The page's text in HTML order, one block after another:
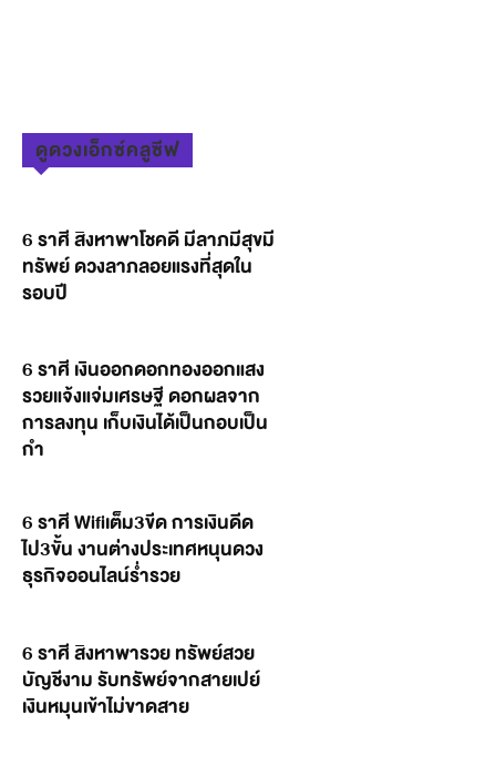
ดูดวงเอ็กซ์คลูซีฟ
6 ราศี สิงหาพาโชคดี มีลาภมีสุขมี
ทรัพย์ ดวงลาภลอยแรงที่สุดใน
รอบปี
6 ราศี เงินออกดอกทองออกแสง
รวยแจ้งแจ่มเศรษฐี ดอกผลจาก
การลงทุน เก็บเงินได้เป็นกอบเป็น
กำ
6 ราศี Wifiเต็ม3ขีด การเงินดีด
ไป3ขั้น งานต่างประเทศหนุนดวง
ธุรกิจออนไลน์ร่ำรวย
6 ราศี สิงหาพารวย ทรัพย์สวย
บัญชีงาม รับทรัพย์จากสายเปย์
เงินหมุนเข้าไม่ขาดสาย